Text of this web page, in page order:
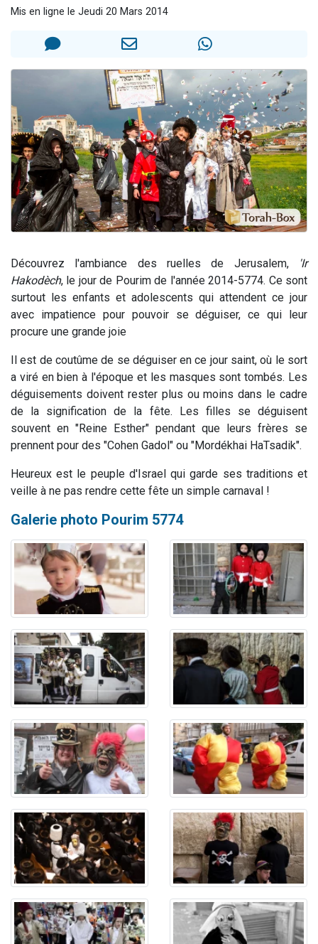
Dovan vient de donner son Maasser
Malgorzata vient de donner son Maasser
3 personnes viennent de nous rejoindre sur WhatsApp
Mis en ligne le Jeudi 20 Mars 2014
Découvrez l'ambiance des ruelles de Jerusalem,
'Ir
Hakodèch, le jour de Pourim de l'année 2014-5774. Ce sont
surtout les enfants et adolescents qui attendent ce jour
avec impatience pour pouvoir se déguiser, ce qui leur
procure une grande joie
Il est de coutûme de se déguiser en ce jour saint, où le sort
a viré en bien à l'époque et les masques sont tombés. Les
déguisements doivent rester plus ou moins dans le cadre
de la signification de la fête. Les filles se déguisent
souvent en "Reine Esther" pendant que leurs frères se
prennent pour des "Cohen Gadol" ou "Mordékhai HaTsadik".
Heureux est le peuple d'Israel qui garde ses traditions et
veille à ne pas rendre cette fête un simple carnaval !
Galerie photo Pourim 5774